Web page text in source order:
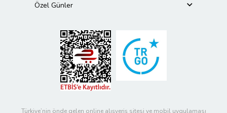
Özel Günler
Türkiye’nin önde gelen online alışveriş sitesi ve mobil uygulaması